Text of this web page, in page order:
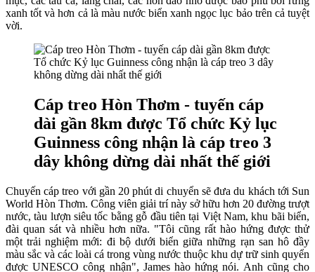
xanh tốt và hơn cả là màu nước biển xanh ngọc lục bảo trên cả tuyệt
vời.
Cáp treo Hòn Thơm - tuyến cáp
dài gần 8km được Tổ chức Kỷ lục
Guinness công nhận là cáp treo 3
dây không dừng dài nhất thế giới
Chuyến cáp treo với gần 20 phút di chuyển sẽ đưa du khách tới Sun
World Hòn Thơm. Công viên giải trí này sở hữu hơn 20 đường trượt
nước, tàu lượn siêu tốc bằng gỗ đầu tiên tại Việt Nam, khu bãi biển,
đài quan sát và nhiều hơn nữa. "Tôi cũng rất hào hứng được thử
một trải nghiệm mới: đi bộ dưới biển giữa những rạn san hô đầy
màu sắc và các loài cá trong vùng nước thuộc khu dự trữ sinh quyển
được UNESCO công nhận", James hào hứng nói. Anh cũng cho